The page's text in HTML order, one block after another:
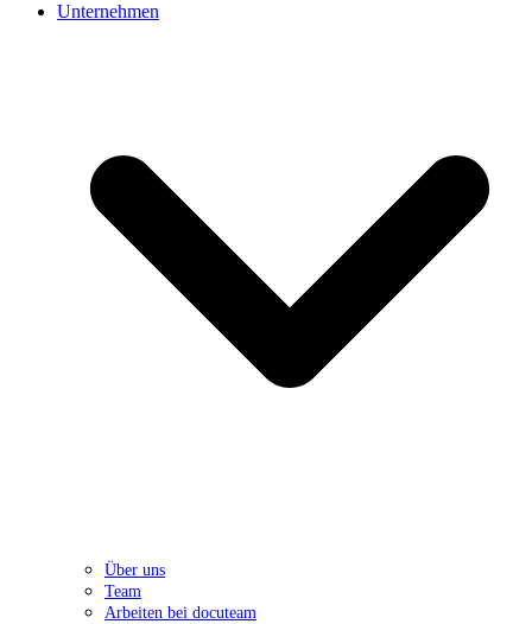
Unternehmen
Über uns
Team
Arbeiten bei docuteam